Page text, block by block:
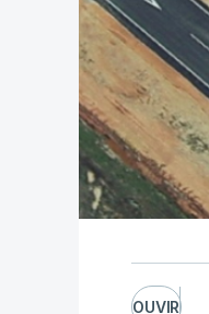
OUVIR